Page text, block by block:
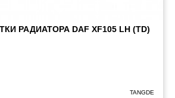
РАДИАТОРА DAF XF105 LH (TD)
TANGDE